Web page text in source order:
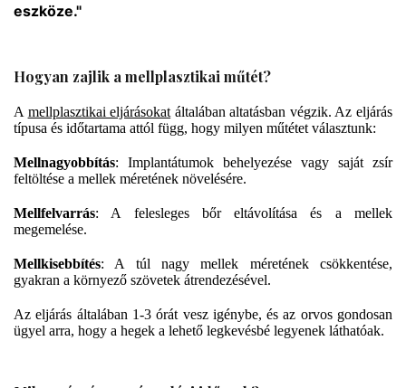
eszköze."
Hogyan zajlik a mellplasztikai műtét?
A mellplasztikai eljárásokat általában altatásban végzik. Az eljárás
típusa és időtartama attól függ, hogy milyen műtétet választunk:
Mellnagyobbítás: Implantátumok behelyezése vagy saját zsír
feltöltése a mellek méretének növelésére.
Mellfelvarrás: A felesleges bőr eltávolítása és a mellek
megemelése.
Mellkisebbítés: A túl nagy mellek méretének csökkentése,
gyakran a környező szövetek átrendezésével.
Az eljárás általában 1-3 órát vesz igénybe, és az orvos gondosan
ügyel arra, hogy a hegek a lehető legkevésbé legyenek láthatóak.